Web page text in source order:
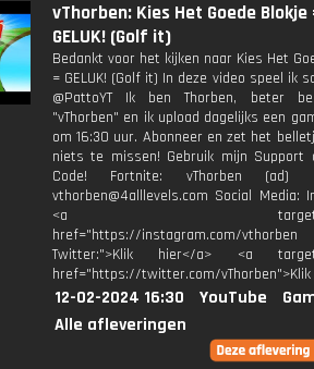
vThorben: Kies Het Goede Blokje
GELUK! (Golf it)
Bedankt voor het kijken naar Kies Het
= GELUK! (Golf it) In deze video speel ik
@PattoYT Ik ben Thorben, beter
"vThorben" en ik upload dagelijks een
om 16:30 uur. Abonneer en zet het
niets te missen! Gebruik mijn Support
Code! Fortnite: vThorben (ad)
vthorben@4alllevels.com Social Media:
<a
href="https://instagram.com/vthorben
Twitter:">Klik hier</a> <a
href="https://twitter.com/
12-02-2024 16:30 YouTube
Alle afleveringen